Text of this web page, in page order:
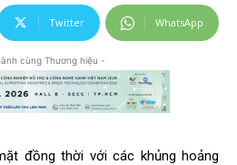
Twitter WhatsApp
cùng Thương hiệu -
đồng thời với các khủng hoảng